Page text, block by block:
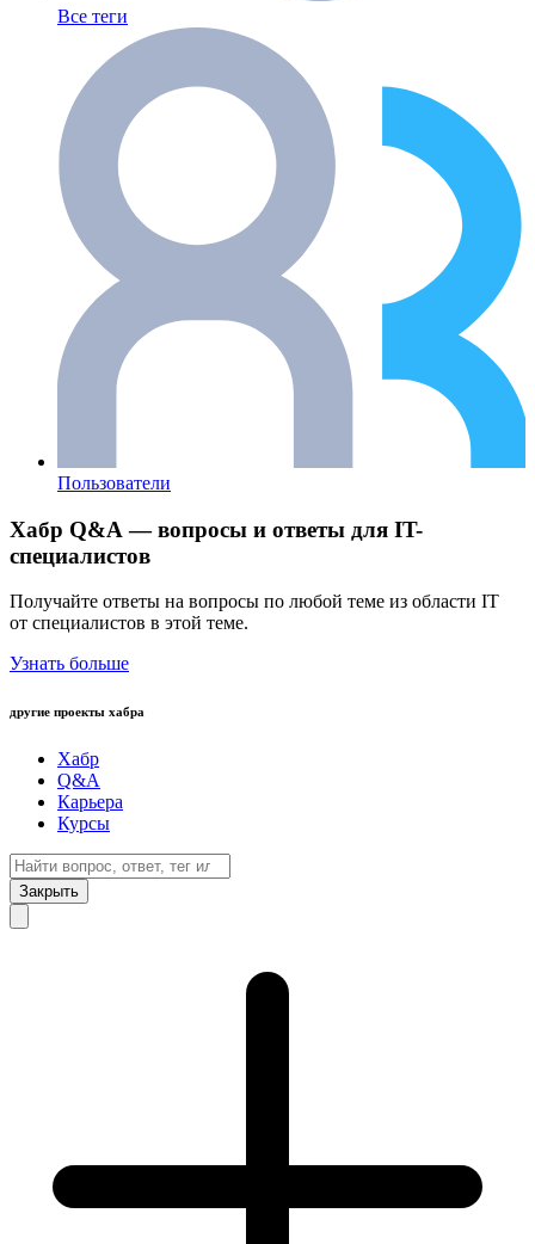
Все теги
Пользователи
Хабр Q&A — вопросы и ответы для IT-
специалистов
Получайте ответы на вопросы по любой теме из области IT
от специалистов в этой теме.
Узнать больше
другие проекты хабра
Хабр
Q&A
Карьера
Курсы
Закрыть